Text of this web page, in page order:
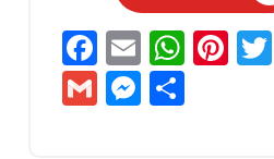
Facebook
Email
Gmail